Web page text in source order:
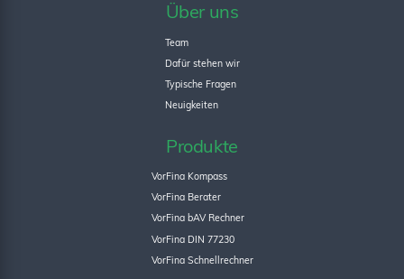
Über uns
Team
Dafür stehen wir
Typische Fragen
Neuigkeiten
Produkte
VorFina Kompass
VorFina Berater
VorFina bAV Rechner
VorFina DIN 77230
VorFina Schnellrechner